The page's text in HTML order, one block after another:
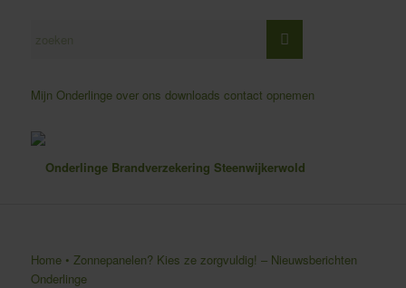
Mijn Onderlinge over ons downloads contact opnemen
Home• Zonnepanelen? Kies ze zorgvuldig! – Nieuwsberichten
Onderlinge